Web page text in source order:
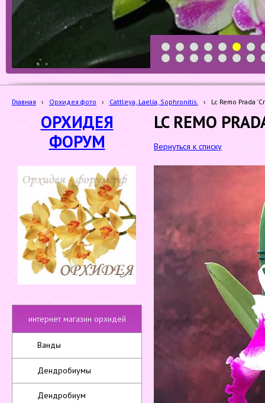
1 2 3 4 5 6 7
8
19 20 21 22 23 24 25
Главная › Орхидея фото › Cattleya, Laelia, Sophronitis. › Lc Remo Prada
ОРХИДЕЯ
ФОРУМ
интернет магазин орхидей
Ванды
Дендробиумы
Дендробиум
LC REMO
Вернуться к списку